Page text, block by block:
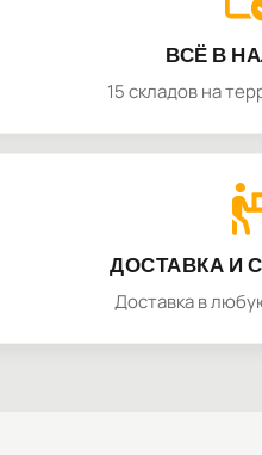
ВСЁ В
15 складов на
ДОСТАВКА И
Доставка в